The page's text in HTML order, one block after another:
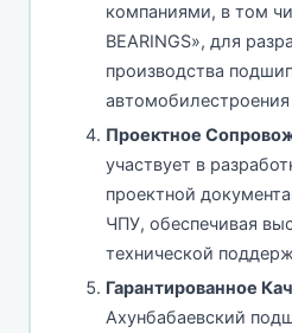
компаниями, в том
BEARINGS», для
производства
Проектное
участвует в
проектной
ЧПУ, обеспечивая
технической
Гарантированное
Ахунбабаевский